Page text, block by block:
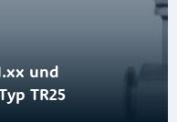
und
TR25